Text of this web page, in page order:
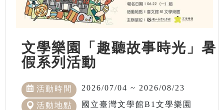
文學樂園「趣聽故事時光」暑
假系列活動
活動時間 2026/07/04 ~ 2026/08/23
活動地點 國立臺灣文學館B1文學樂園